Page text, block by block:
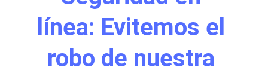
línea: Evitemos el
robo de nuestra